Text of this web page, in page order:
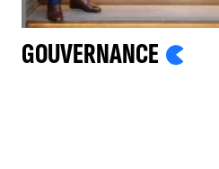
GOUVERNANCE